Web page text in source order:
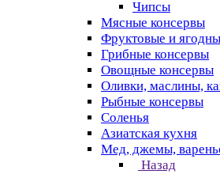
Чипсы
Мясные консервы
Фруктовые и
Грибные консервы
Овощные консервы
Оливки, маслины,
Рыбные консервы
Соленья
Азиатская кухня
Мед, джемы,
Назад